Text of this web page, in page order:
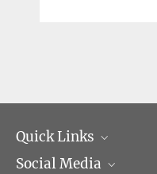
Quick Links
Institutsleitung
Social Media